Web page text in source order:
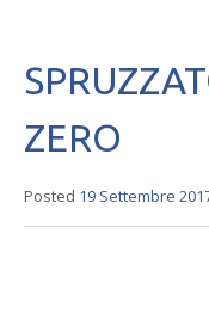
ZERO
Posted 19 Settembre